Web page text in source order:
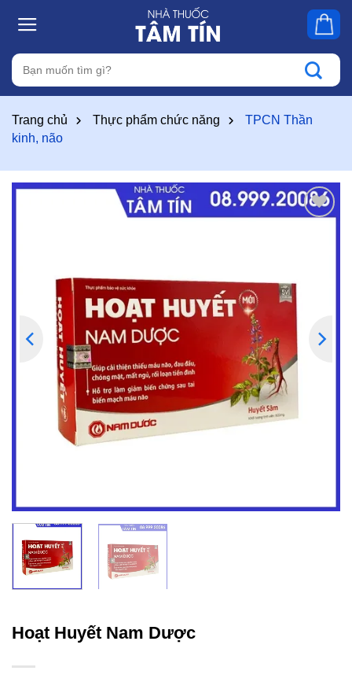
Tìm
kiếm:
Trang chủ Thực phẩm chức năng
TPCN Thần
kinh, não
Hoạt Huyết Nam Dược